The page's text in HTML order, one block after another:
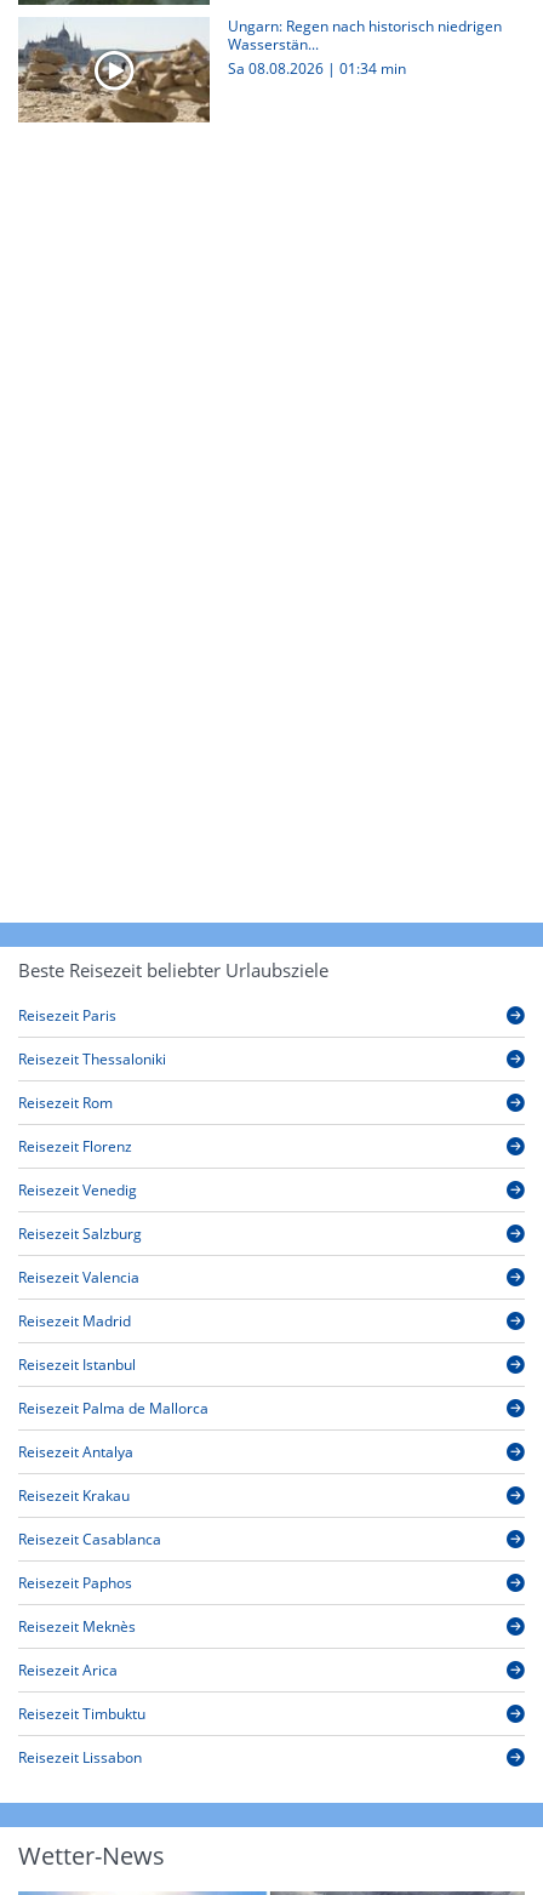
Ungarn: Regen nach historisch niedrigen
Wasserstän...
Sa 08.08.2026 | 01:34 min
Beste Reisezeit beliebter Urlaubsziele
Reisezeit Paris
Reisezeit Thessaloniki
Reisezeit Rom
Reisezeit Florenz
Reisezeit Venedig
Reisezeit Salzburg
Reisezeit Valencia
Reisezeit Madrid
Reisezeit Istanbul
Reisezeit Palma de Mallorca
Reisezeit Antalya
Reisezeit Krakau
Reisezeit Casablanca
Reisezeit Paphos
Reisezeit Meknès
Reisezeit Arica
Reisezeit Timbuktu
Reisezeit Lissabon
Wetter-News